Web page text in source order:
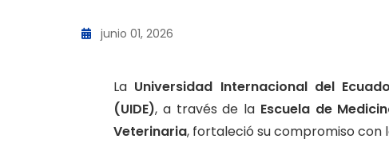
junio 01, 2026
La Universidad Internacional del
(UIDE), a través de la Escuela de
Veterinaria, fortaleció su compromiso con